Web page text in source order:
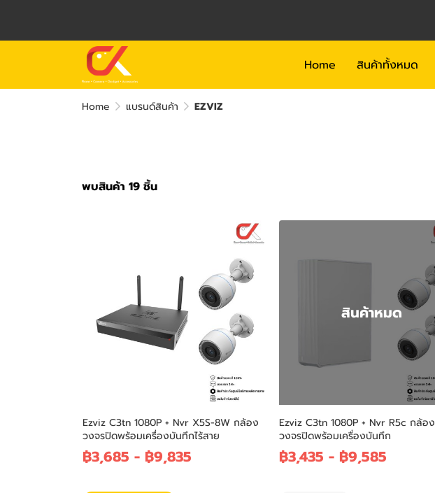
Home สินค้าทั้งหมด
Home แบรนด์สินค้า EZVIZ
พบสินค้า 19 ชิ้น
Ezviz C3tn 1080P + Nvr X5S-8W กล้อง
วงจรปิดพร้อมเครื่องบันทึกไร้สาย
฿3,685 - ฿9,835
สินค้าหมด
Ezviz C3tn 1080P + Nvr R5c กล้อง
วงจรปิดพร้อมเครื่องบันทึก
฿3,435 - ฿9,585